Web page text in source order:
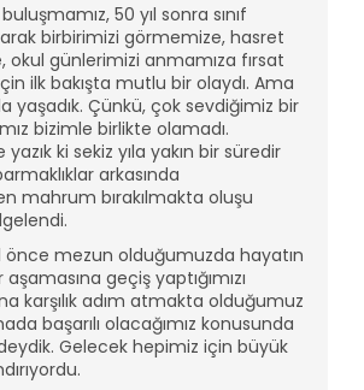
50 yıl sonra sınıf
birbirimizi görmemize, hasret
okul günlerimizi anmamıza fırsat
ilk bakışta mutlu bir olaydı. Ama
yaşadık. Çünkü, çok sevdiğimiz bir
bizimle birlikte olamadı.
ki sekiz yıla yakın bir süredir
arkasında
mahrum bırakılmakta oluşu
önce mezun olduğumuzda hayatın
geçiş yaptığımızı
karşılık adım atmakta olduğumuz
başarılı olacağımız konusunda
Gelecek hepimiz için büyük